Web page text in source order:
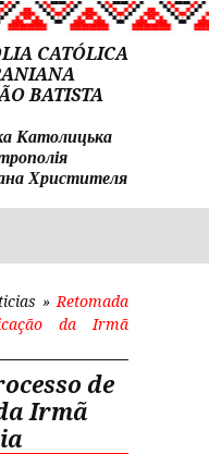
CATÓLICA
BATISTA
Католицька
Христителя
» Retomada
da Irmã
de
Irmã